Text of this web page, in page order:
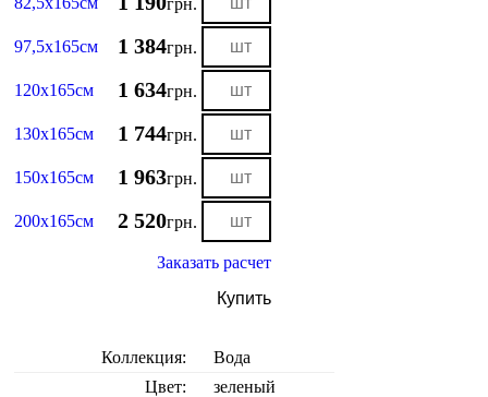
грн.
97,5х165см 1 384грн.
120х165см 1 634грн.
130х165см 1 744грн.
150х165см 1 963грн.
200х165см 2 520грн.
Заказать расчет
Купить
Коллекция:
Вода
Цвет:
зеленый